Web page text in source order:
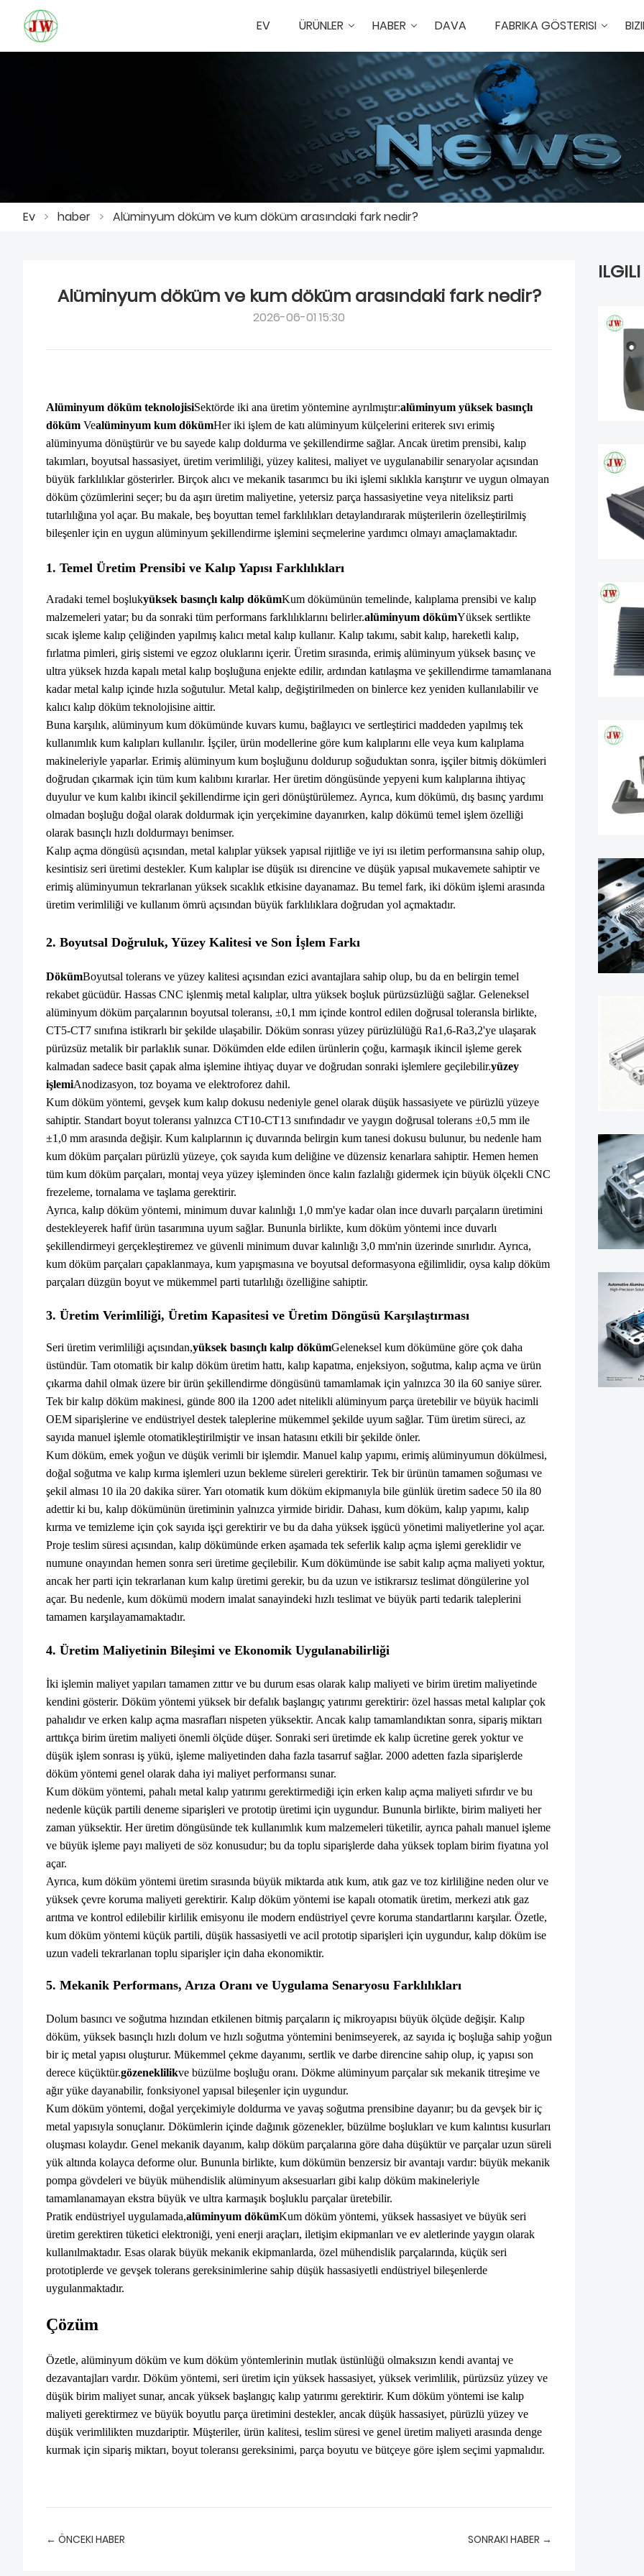
EV ÜRÜNLER HABER DAVA FABRIKA GÖSTERISI
Ev > haber > Alüminyum döküm ve kum döküm arasındaki fark nedir?
Alüminyum döküm ve kum döküm arasındaki fark nedir?
2026-06-01 15:30
Alüminyum döküm teknolojisiSektörde iki ana üretim yöntemine ayrılmıştır:alüminyum yüksek basınçlı
döküm Vealüminyum kum dökümHer iki işlem de katı alüminyum külçelerini eriterek sıvı erimiş
alüminyuma dönüştürür ve bu sayede kalıp doldurma ve şekillendirme sağlar. Ancak üretim prensibi, kalıp
takımları, boyutsal hassasiyet, üretim verimliliği, yüzey kalitesi, maliyet ve uygulanabilir senaryolar açısından
büyük farklılıklar gösterirler. Birçok alıcı ve mekanik tasarımcı bu iki işlemi sıklıkla karıştırır ve uygun olmayan
döküm çözümlerini seçer; bu da aşırı üretim maliyetine, yetersiz parça hassasiyetine veya niteliksiz parti
tutarlılığına yol açar. Bu makale, beş boyuttan temel farklılıkları detaylandırarak müşterilerin özelleştirilmiş
bileşenler için en uygun alüminyum şekillendirme işlemini seçmelerine yardımcı olmayı amaçlamaktadır.
1. Temel Üretim Prensibi ve Kalıp Yapısı Farklılıkları
Aradaki temel boşlukyüksek basınçlı kalıp dökümKum dökümünün temelinde, kalıplama prensibi ve kalıp
malzemeleri yatar; bu da sonraki tüm performans farklılıklarını belirler.alüminyum dökümYüksek sertlikte
sıcak işleme kalıp çeliğinden yapılmış kalıcı metal kalıp kullanır. Kalıp takımı, sabit kalıp, hareketli kalıp,
fırlatma pimleri, giriş sistemi ve egzoz oluklarını içerir. Üretim sırasında, erimiş alüminyum yüksek basınç ve
ultra yüksek hızda kapalı metal kalıp boşluğuna enjekte edilir, ardından katılaşma ve şekillendirme tamamlanana
kadar metal kalıp içinde hızla soğutulur. Metal kalıp, değiştirilmeden on binlerce kez yeniden kullanılabilir ve
kalıcı kalıp döküm teknolojisine aittir.
Buna karşılık, alüminyum kum dökümünde kuvars kumu, bağlayıcı ve sertleştirici maddeden yapılmış tek
kullanımlık kum kalıpları kullanılır. İşçiler, ürün modellerine göre kum kalıplarını elle veya kum kalıplama
makineleriyle yaparlar. Erimiş alüminyum kum boşluğunu doldurup soğuduktan sonra, işçiler bitmiş dökümleri
doğrudan çıkarmak için tüm kum kalıbını kırarlar. Her üretim döngüsünde yepyeni kum kalıplarına ihtiyaç
duyulur ve kum kalıbı ikincil şekillendirme için geri dönüştürülemez. Ayrıca, kum dökümü, dış basınç yardımı
olmadan boşluğu doğal olarak doldurmak için yerçekimine dayanırken, kalıp dökümü temel işlem özelliği
olarak basınçlı hızlı doldurmayı benimser.
Kalıp açma döngüsü açısından, metal kalıplar yüksek yapısal rijitliğe ve iyi ısı iletim performansına sahip olup,
kesintisiz seri üretimi destekler. Kum kalıplar ise düşük ısı direncine ve düşük yapısal mukavemete sahiptir ve
erimiş alüminyumun tekrarlanan yüksek sıcaklık etkisine dayanamaz. Bu temel fark, iki döküm işlemi arasında
üretim verimliliği ve kullanım ömrü açısından büyük farklılıklara doğrudan yol açmaktadır.
2. Boyutsal Doğruluk, Yüzey Kalitesi ve Son İşlem Farkı
DökümBoyutsal tolerans ve yüzey kalitesi açısından ezici avantajlara sahip olup, bu da en belirgin temel
rekabet gücüdür. Hassas CNC işlenmiş metal kalıplar, ultra yüksek boşluk pürüzsüzlüğü sağlar. Geleneksel
alüminyum döküm parçalarının boyutsal toleransı, ±0,1 mm içinde kontrol edilen doğrusal toleransla birlikte,
CT5-CT7 sınıfına istikrarlı bir şekilde ulaşabilir. Döküm sonrası yüzey pürüzlülüğü Ra1,6-Ra3,2'ye ulaşarak
pürüzsüz metalik bir parlaklık sunar. Dökümden elde edilen ürünlerin çoğu, karmaşık ikincil işleme gerek
kalmadan sadece basit çapak alma işlemine ihtiyaç duyar ve doğrudan sonraki işlemlere geçilebilir.yüzey
işlemiAnodizasyon, toz boyama ve elektroforez dahil.
Kum döküm yöntemi, gevşek kum kalıp dokusu nedeniyle genel olarak düşük hassasiyete ve pürüzlü yüzeye
sahiptir. Standart boyut toleransı yalnızca CT10-CT13 sınıfındadır ve yaygın doğrusal tolerans ±0,5 mm ile
±1,0 mm arasında değişir. Kum kalıplarının iç duvarında belirgin kum tanesi dokusu bulunur, bu nedenle ham
kum döküm parçaları pürüzlü yüzeye, çok sayıda kum deliğine ve düzensiz kenarlara sahiptir. Hemen hemen
tüm kum döküm parçaları, montaj veya yüzey işleminden önce kalın fazlalığı gidermek için büyük ölçekli CNC
frezeleme, tornalama ve taşlama gerektirir.
Ayrıca, kalıp döküm yöntemi, minimum duvar kalınlığı 1,0 mm'ye kadar olan ince duvarlı parçaların üretimini
destekleyerek hafif ürün tasarımına uyum sağlar. Bununla birlikte, kum döküm yöntemi ince duvarlı
şekillendirmeyi gerçekleştiremez ve güvenli minimum duvar kalınlığı 3,0 mm'nin üzerinde sınırlıdır. Ayrıca,
kum döküm parçaları çapaklanmaya, kum yapışmasına ve boyutsal deformasyona eğilimlidir, oysa kalıp döküm
parçaları düzgün boyut ve mükemmel parti tutarlılığı özelliğine sahiptir.
3. Üretim Verimliliği, Üretim Kapasitesi ve Üretim Döngüsü Karşılaştırması
Seri üretim verimliliği açısından,yüksek basınçlı kalıp dökümGeleneksel kum dökümüne göre çok daha
üstündür. Tam otomatik bir kalıp döküm üretim hattı, kalıp kapatma, enjeksiyon, soğutma, kalıp açma ve ürün
çıkarma dahil olmak üzere bir ürün şekillendirme döngüsünü tamamlamak için yalnızca 30 ila 60 saniye sürer.
Tek bir kalıp döküm makinesi, günde 800 ila 1200 adet nitelikli alüminyum parça üretebilir ve büyük hacimli
OEM siparişlerine ve endüstriyel destek taleplerine mükemmel şekilde uyum sağlar. Tüm üretim süreci, az
sayıda manuel işlemle otomatikleştirilmiştir ve insan hatasını etkili bir şekilde önler.
Kum döküm, emek yoğun ve düşük verimli bir işlemdir. Manuel kalıp yapımı, erimiş alüminyumun dökülmesi,
doğal soğutma ve kalıp kırma işlemleri uzun bekleme süreleri gerektirir. Tek bir ürünün tamamen soğuması ve
şekil alması 10 ila 20 dakika sürer. Yarı otomatik kum döküm ekipmanıyla bile günlük üretim sadece 50 ila 80
adettir ki bu, kalıp dökümünün üretiminin yalnızca yirmide biridir. Dahası, kum döküm, kalıp yapımı, kalıp
kırma ve temizleme için çok sayıda işçi gerektirir ve bu da daha yüksek işgücü yönetimi maliyetlerine yol açar.
Proje teslim süresi açısından, kalıp dökümünde erken aşamada tek seferlik kalıp açma işlemi gereklidir ve
numune onayından hemen sonra seri üretime geçilebilir. Kum dökümünde ise sabit kalıp açma maliyeti yoktur,
ancak her parti için tekrarlanan kum kalıp üretimi gerekir, bu da uzun ve istikrarsız teslimat döngülerine yol
açar. Bu nedenle, kum dökümü modern imalat sanayindeki hızlı teslimat ve büyük parti tedarik taleplerini
tamamen karşılayamamaktadır.
4. Üretim Maliyetinin Bileşimi ve Ekonomik Uygulanabilirliği
İki işlemin maliyet yapıları tamamen zıttır ve bu durum esas olarak kalıp maliyeti ve birim üretim maliyetinde
kendini gösterir. Döküm yöntemi yüksek bir defalık başlangıç ​​yatırımı gerektirir: özel hassas metal kalıplar çok
pahalıdır ve erken kalıp açma masrafları nispeten yüksektir. Ancak kalıp tamamlandıktan sonra, sipariş miktarı
arttıkça birim üretim maliyeti önemli ölçüde düşer. Sonraki seri üretimde ek kalıp ücretine gerek yoktur ve
düşük işlem sonrası iş yükü, işleme maliyetinden daha fazla tasarruf sağlar. 2000 adetten fazla siparişlerde
döküm yöntemi genel olarak daha iyi maliyet performansı sunar.
Kum döküm yöntemi, pahalı metal kalıp yatırımı gerektirmediği için erken kalıp açma maliyeti sıfırdır ve bu
nedenle küçük partili deneme siparişleri ve prototip üretimi için uygundur. Bununla birlikte, birim maliyeti her
zaman yüksektir. Her üretim döngüsünde tek kullanımlık kum malzemeleri tüketilir, ayrıca pahalı manuel işleme
ve büyük işleme payı maliyeti de söz konusudur; bu da toplu siparişlerde daha yüksek toplam birim fiyatına yol
açar.
Ayrıca, kum döküm yöntemi üretim sırasında büyük miktarda atık kum, atık gaz ve toz kirliliğine neden olur ve
yüksek çevre koruma maliyeti gerektirir. Kalıp döküm yöntemi ise kapalı otomatik üretim, merkezi atık gaz
arıtma ve kontrol edilebilir kirlilik emisyonu ile modern endüstriyel çevre koruma standartlarını karşılar. Özetle,
kum döküm yöntemi küçük partili, düşük hassasiyetli ve acil prototip siparişleri için uygundur, kalıp döküm ise
uzun vadeli tekrarlanan toplu siparişler için daha ekonomiktir.
5. Mekanik Performans, Arıza Oranı ve Uygulama Senaryosu Farklılıkları
Dolum basıncı ve soğutma hızından etkilenen bitmiş parçaların iç mikroyapısı büyük ölçüde değişir. Kalıp
döküm, yüksek basınçlı hızlı dolum ve hızlı soğutma yöntemini benimseyerek, az sayıda iç boşluğa sahip yoğun
bir iç metal yapısı oluşturur. Mükemmel çekme dayanımı, sertlik ve darbe direncine sahip olup, iç yapısı son
derece küçüktür.gözeneklilikve büzülme boşluğu oranı. Dökme alüminyum parçalar sık ​​mekanik titreşime ve
ağır yüke dayanabilir, fonksiyonel yapısal bileşenler için uygundur.
Kum döküm yöntemi, doğal yerçekimiyle doldurma ve yavaş soğutma prensibine dayanır; bu da gevşek bir iç
metal yapısıyla sonuçlanır. Dökümlerin içinde dağınık gözenekler, büzülme boşlukları ve kum kalıntısı kusurları
oluşması kolaydır. Genel mekanik dayanım, kalıp döküm parçalarına göre daha düşüktür ve parçalar uzun süreli
yük altında kolayca deforme olur. Bununla birlikte, kum dökümün benzersiz bir avantajı vardır: büyük mekanik
pompa gövdeleri ve büyük mühendislik alüminyum aksesuarları gibi kalıp döküm makineleriyle
tamamlanamayan ekstra büyük ve ultra karmaşık boşluklu parçalar üretebilir.
Pratik endüstriyel uygulamada,alüminyum dökümKum döküm yöntemi, yüksek hassasiyet ve büyük seri
üretim gerektiren tüketici elektroniği, yeni enerji araçları, iletişim ekipmanları ve ev aletlerinde yaygın olarak
kullanılmaktadır. Esas olarak büyük mekanik ekipmanlarda, özel mühendislik parçalarında, küçük seri
prototiplerde ve gevşek tolerans gereksinimlerine sahip düşük hassasiyetli endüstriyel bileşenlerde
uygulanmaktadır.
Çözüm
Özetle, alüminyum döküm ve kum döküm yöntemlerinin mutlak üstünlüğü olmaksızın kendi avantaj ve
dezavantajları vardır. Döküm yöntemi, seri üretim için yüksek hassasiyet, yüksek verimlilik, pürüzsüz yüzey ve
düşük birim maliyet sunar, ancak yüksek başlangıç ​​kalıp yatırımı gerektirir. Kum döküm yöntemi ise kalıp
maliyeti gerektirmez ve büyük boyutlu parça üretimini destekler, ancak düşük hassasiyet, pürüzlü yüzey ve
düşük verimlilikten muzdariptir. Müşteriler, ürün kalitesi, teslim süresi ve genel üretim maliyeti arasında denge
kurmak için sipariş miktarı, boyut toleransı gereksinimi, parça boyutu ve bütçeye göre işlem seçimi yapmalıdır.
← ÖNCEKI HABER SONRAKI HABER →